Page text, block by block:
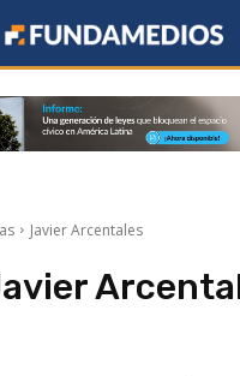
Javier Arcentales